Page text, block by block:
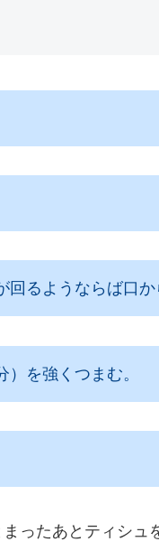
るようならば口か
を強くつまむ。
ったあとティシュ